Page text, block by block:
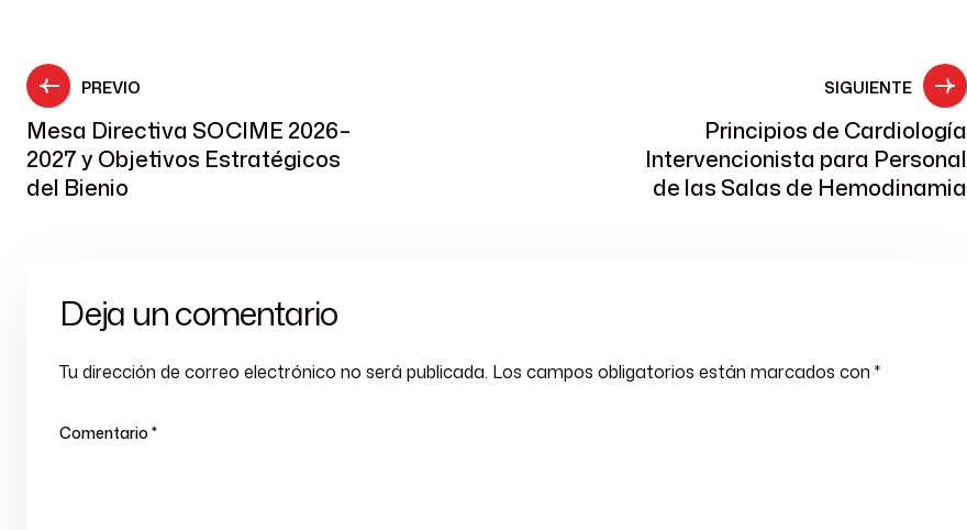
PREVIO
Mesa Directiva SOCIME 2026–
2027 y Objetivos Estratégicos
del Bienio
SIGUIENTE
Principios de Cardiología
Intervencionista para Personal
de las Salas de Hemodinamia
Deja un comentario
Tu dirección de correo electrónico no será publicada. Los campos obligatorios están marcados con *
Comentario*